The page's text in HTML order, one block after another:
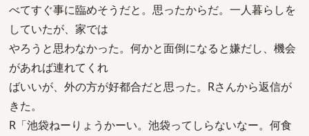
べてすぐ事に臨めそうだと。思ったからだ。一人暮らしを
していたが、家では
やろうと思わなかった。何かと面倒になると嫌だし、機会
があれば連れてくれ
ばいいが、外の方が好都合だと思った。Rさんから返信が
きた。
R「池袋ねーりょうかーい。池袋ってしらないなー。何食